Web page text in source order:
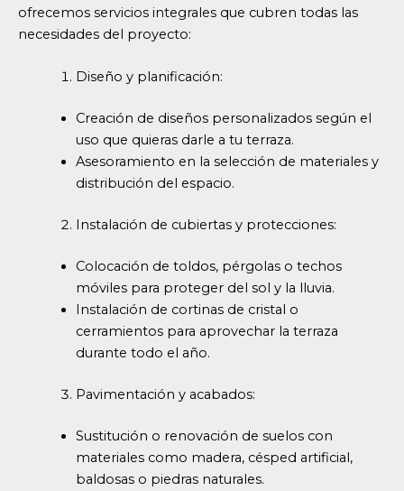
ofrecemos servicios integrales que cubren todas las
necesidades del proyecto:
Diseño y planificación:
Creación de diseños personalizados según el
uso que quieras darle a tu terraza.
Asesoramiento en la selección de materiales y
distribución del espacio.
Instalación de cubiertas y protecciones:
Colocación de toldos, pérgolas o techos
móviles para proteger del sol y la lluvia.
Instalación de cortinas de cristal o
cerramientos para aprovechar la terraza
durante todo el año.
Pavimentación y acabados:
Sustitución o renovación de suelos con
materiales como madera, césped artificial,
baldosas o piedras naturales.